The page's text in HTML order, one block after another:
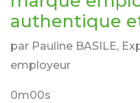
authentique
par Pauline BASILE,
employeur
0m00s